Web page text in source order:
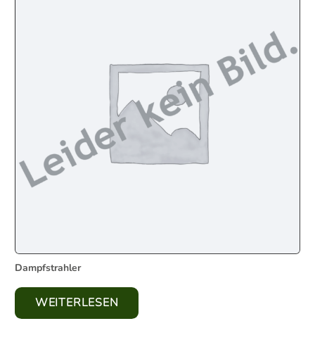
Dampfstrahler
WEITERLESEN